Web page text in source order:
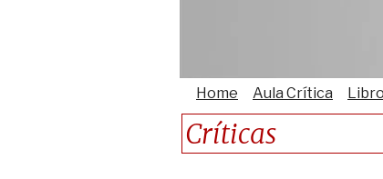
Home Aula Crítica
Críticas